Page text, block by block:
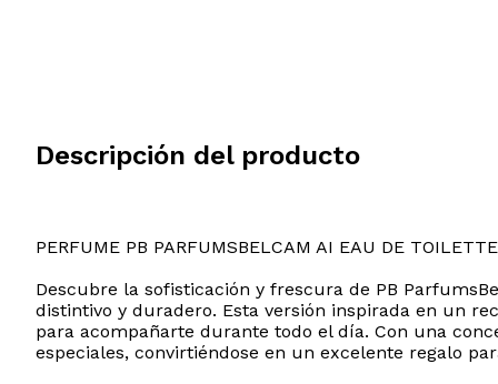
Descripción del producto
PERFUME PB PARFUMSBELCAM AI EAU DE
Descubre la sofisticación y frescura de PB
distintivo y duradero. Esta versión inspirada en un
para acompañarte durante todo el día. Con una
especiales, convirtiéndose en un excelente regalo